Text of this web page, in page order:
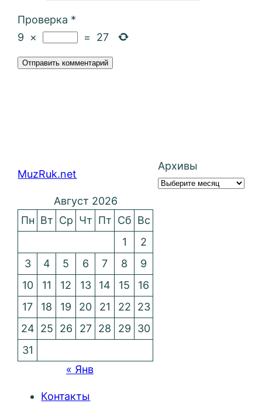
Проверка *
9
× = 27
MuzRuk.net
Архивы
Август 2026
Пн Вт Ср Чт Пт Сб Вс
1
2
3
4 5 6 7 8
9
10
11 12 13 14 15
16
17
18 19 20 21 22
23
24 25 26 27 28 29
30
31
« Янв
Контакты